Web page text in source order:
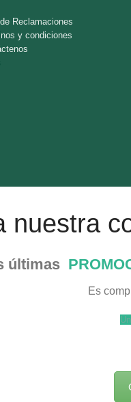
Reclamaciones
y condiciones
nuestra
últimas
Es